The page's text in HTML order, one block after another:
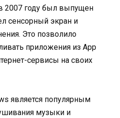
2007 году был выпущен
сенсорный экран и
Это позволило
приложения из App
сервисы на своих
является популярным
музыки и